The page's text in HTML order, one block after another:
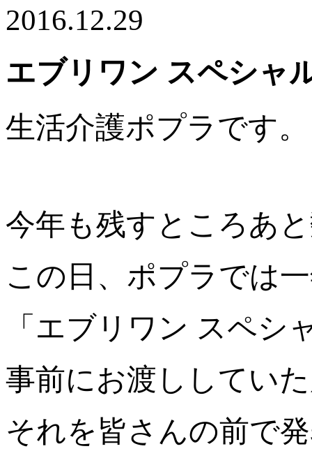
2016.12.29
エブリワン スペシャ
生活介護ポプラです。
今年も残すところあ
この日、ポプラでは
「エブリワン スペシ
事前にお渡ししてい
それを皆さんの前で